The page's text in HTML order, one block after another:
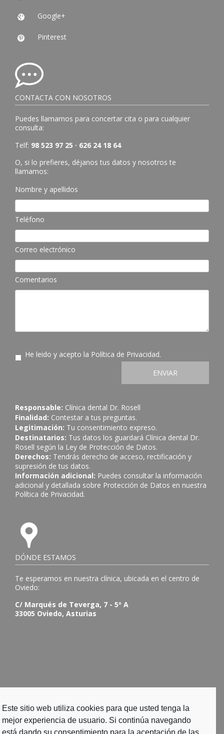
 Google+
 Pinterest
CONTACTA CON NOSOTROS
Puedes llamarnos para concertar cita o para cualquier
consulta:
Telf: 98 523 97 25 · 626 24 18 64
O, si lo prefieres, déjanos tus datos y nosotros te
llamamos:
Nombre y apellidos
Teléfono
Correo electrónico
Comentarios
He leido y acepto la Política de Privacidad.
ENVIAR
Responsable: Clínica dental Dr. Rosell
Finalidad: Contestar a tus preguntas.
Legitimación: Tu consentimiento expreso.
Destinatarios: Tus datos los guardará Clínica dental Dr.
Rosell según la Ley de Protección de Datos.
Derechos: Tendrás derecho de acceso, rectificación y
supresión de tus datos.
Información adicional: Puedes consultar la información
adicional y detallada sobre Protección de Datos en nuestra
Política de Privacidad.
DÓNDE ESTAMOS
Te esperamos en nuestra clínica, ubicada en el centro de
Oviedo:
C/ Marqués de Teverga, 7 - 5º A
33005 Oviedo, Asturias
Este sitio web utiliza cookies para que usted tenga la
mejor experiencia de usuario. Si continúa navegando